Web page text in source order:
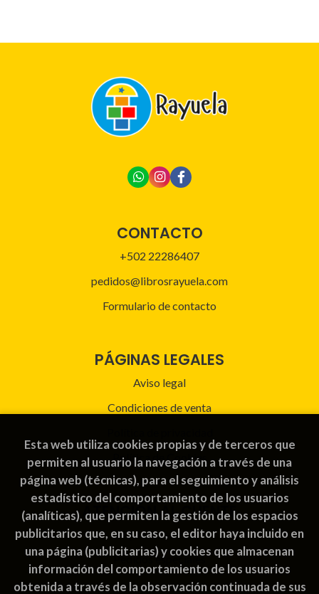
CONTACTO
+502 22286407
pedidos@librosrayuela.com
Formulario de contacto
PÁGINAS LEGALES
Aviso legal
Condiciones de venta
Política de Cookies
ATENCIÓN AL CLIENTE
Quiénes somos
Pedidos especiales
Esta web utiliza cookies propias y de terceros que
permiten al usuario la navegación a través de una
página web (técnicas), para el seguimiento y análisis
estadístico del comportamiento de los usuarios
(analíticas), que permiten la gestión de los espacios
publicitarios que, en su caso, el editor haya incluido en
una página (publicitarias) y cookies que almacenan
información del comportamiento de los usuarios
obtenida a través de la observación continuada de sus